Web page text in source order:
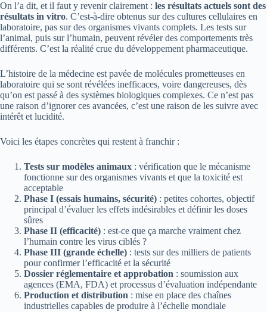
On l’a dit, et il faut y revenir clairement : les résultats actuels sont des
résultats in vitro. C’est-à-dire obtenus sur des cultures cellulaires en
laboratoire, pas sur des organismes vivants complets. Les tests sur
l’animal, puis sur l’humain, peuvent révéler des comportements très
différents. C’est la réalité crue du développement pharmaceutique.
L’histoire de la médecine est pavée de molécules prometteuses en
laboratoire qui se sont révélées inefficaces, voire dangereuses, dès
qu’on est passé à des systèmes biologiques complexes. Ce n’est pas
une raison d’ignorer ces avancées, c’est une raison de les suivre avec
intérêt et lucidité.
Voici les étapes concrètes qui restent à franchir :
Tests sur modèles animaux : vérification que le mécanisme
fonctionne sur des organismes vivants et que la toxicité est
acceptable
Phase I (essais humains, sécurité) : petites cohortes, objectif
principal d’évaluer les effets indésirables et définir les doses
sûres
Phase II (efficacité) : est-ce que ça marche vraiment chez
l’humain contre les virus ciblés ?
Phase III (grande échelle) : tests sur des milliers de patients
pour confirmer l’efficacité et la sécurité
Dossier réglementaire et approbation : soumission aux
agences (EMA, FDA) et processus d’évaluation indépendante
Production et distribution : mise en place des chaînes
industrielles capables de produire à l’échelle mondiale